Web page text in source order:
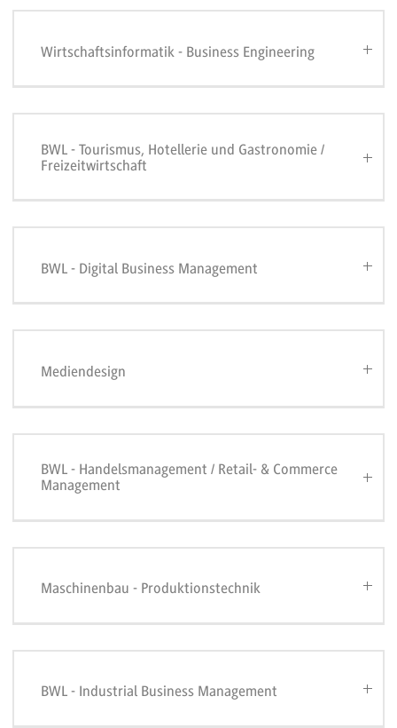
Wirtschaftsinformatik - Business Engineering
BWL - Tourismus, Hotellerie und Gastronomie /
Freizeitwirtschaft
BWL - Digital Business Management
Mediendesign
BWL - Handelsmanagement / Retail- & Commerce
Management
Maschinenbau - Produktionstechnik
BWL - Industrial Business Management